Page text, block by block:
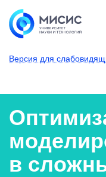
Версия для
в